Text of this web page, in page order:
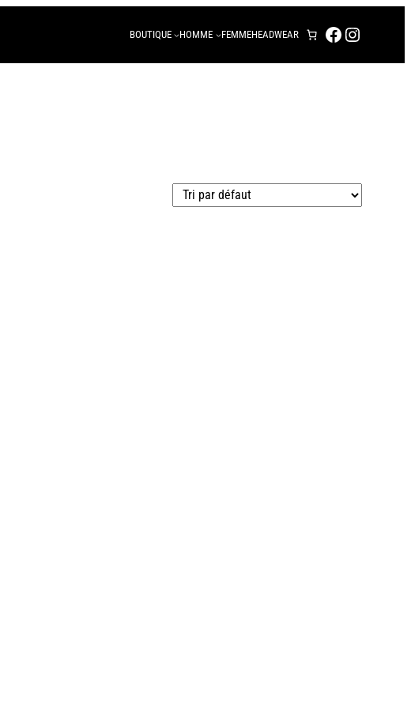
BOUTIQUE HOMME FEMMEHEADWEAR FACEBOOK